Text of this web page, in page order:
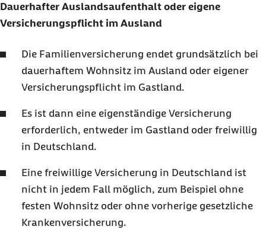
Dauerhafter Auslandsaufenthalt oder eigene
Versicherungspflicht im Ausland
Die Familienversicherung endet grundsätzlich bei
dauerhaftem Wohnsitz im Ausland oder eigener
Versicherungspflicht im Gastland.
Es ist dann eine eigenständige Versicherung
erforderlich, entweder im Gastland oder freiwillig
in Deutschland.
Eine freiwillige Versicherung in Deutschland ist
nicht in jedem Fall möglich, zum Beispiel ohne
festen Wohnsitz oder ohne vorherige gesetzliche
Krankenversicherung.